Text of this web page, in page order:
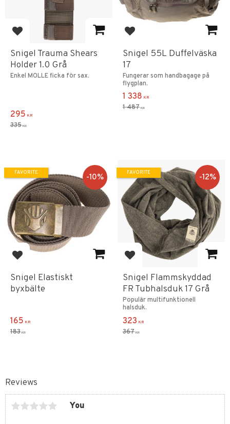
Reviews
You
Add to favorites
Snigel Trauma Shears
Holder 1.0 Grå
Enkel MOLLE ficka för sax.
295 KR
335 KR
Add to favorites
Snigel 55L Duffelväska
17
Fungerar som handbagage på
flygplan.
1 338 KR
1 487 KR
Add to favorites
Snigel Elastiskt
byxbälte
165 KR
183 KR
10%
FAVORITE
Add to favorites
Snigel Flammskyddad
FR Tubhalsduk 17 Grå
Populär multifunktionell
halsduk.
323 KR
367 KR
12%
FAVORITE